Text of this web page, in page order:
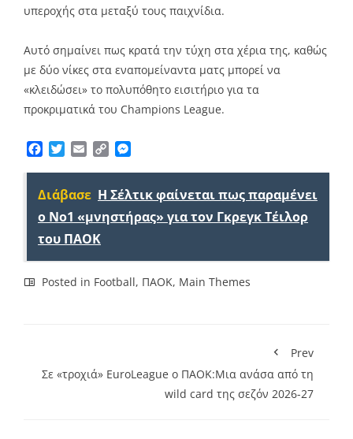
υπεροχής στα μεταξύ τους παιχνίδια.
Αυτό σημαίνει πως κρατά την τύχη στα χέρια της, καθώς
με δύο νίκες στα εναπομείναντα ματς μπορεί να
«κλειδώσει» το πολυπόθητο εισιτήριο για τα
προκριματικά του Champions League.
Facebook
TwitterEmailCopy
Διάβασε Η Σέλτικ φαίνεται πως παραμένει
ο Νο1 «μνηστήρας» για τον Γκρεγκ Τέιλορ
του ΠΑΟΚ
Posted in Football, ΠΑΟΚ, Main Themes
Prev
Σε «τροχιά» EuroLeague ο ΠΑΟΚ:Μια ανάσα από τη
wild card της σεζόν 2026-27